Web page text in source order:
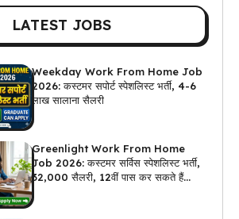
LATEST JOBS
Weekday Work From Home Job
2026: कस्टमर सपोर्ट स्पेशलिस्ट भर्ती, 4-6
लाख सालाना सैलरी
Greenlight Work From Home
Job 2026: कस्टमर सर्विस स्पेशलिस्ट भर्ती,
₹32,000 सैलरी, 12वीं पास कर सकते हैं